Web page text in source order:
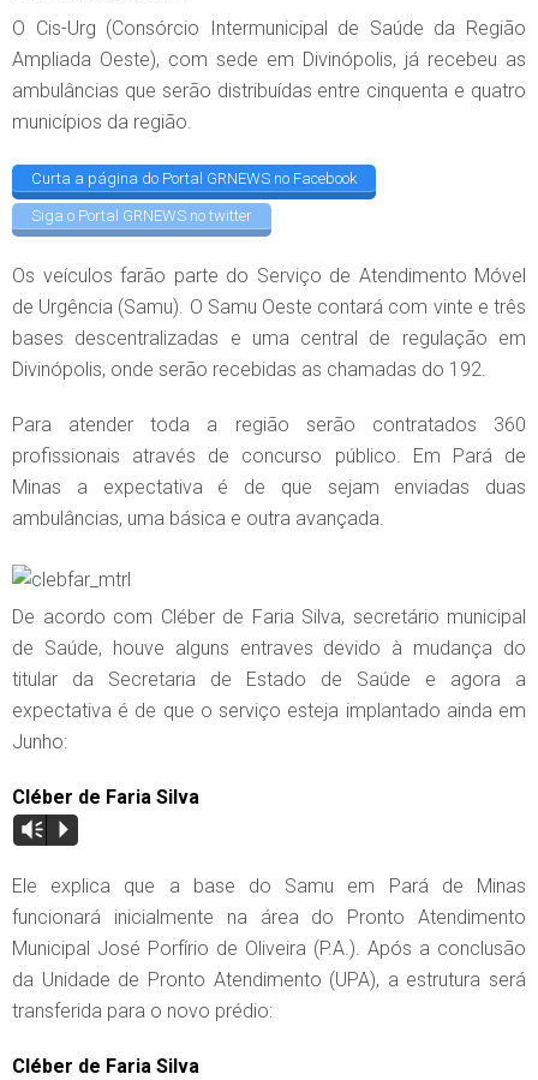
O Cis-Urg (Consórcio Intermunicipal de Saúde da Região
Ampliada Oeste), com sede em Divinópolis, já recebeu as
ambulâncias que serão distribuídas entre cinquenta e quatro
municípios da região.
Curta a página do Portal GRNEWS no Facebook
Siga o Portal GRNEWS no twitter
Os veículos farão parte do Serviço de Atendimento Móvel
de Urgência (Samu). O Samu Oeste contará com vinte e três
bases descentralizadas e uma central de regulação em
Divinópolis, onde serão recebidas as chamadas do 192.
Para atender toda a região serão contratados 360
profissionais através de concurso público. Em Pará de
Minas a expectativa é de que sejam enviadas duas
ambulâncias, uma básica e outra avançada.
De acordo com Cléber de Faria Silva, secretário municipal
de Saúde, houve alguns entraves devido à mudança do
titular da Secretaria de Estado de Saúde e agora a
expectativa é de que o serviço esteja implantado ainda em
Junho:
Cléber de Faria Silva
Vm P
Ele explica que a base do Samu em Pará de Minas
funcionará inicialmente na área do Pronto Atendimento
Municipal José Porfírio de Oliveira (P.A.). Após a conclusão
da Unidade de Pronto Atendimento (UPA), a estrutura será
transferida para o novo prédio:
Cléber de Faria Silva